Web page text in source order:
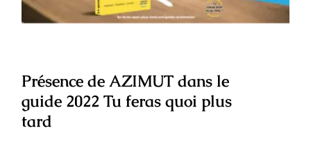
Présence de AZIMUT dans le
guide 2022 Tu feras quoi plus
tard